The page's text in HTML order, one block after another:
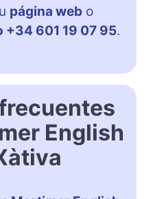
página web o
+34 601 19 07 95.
English